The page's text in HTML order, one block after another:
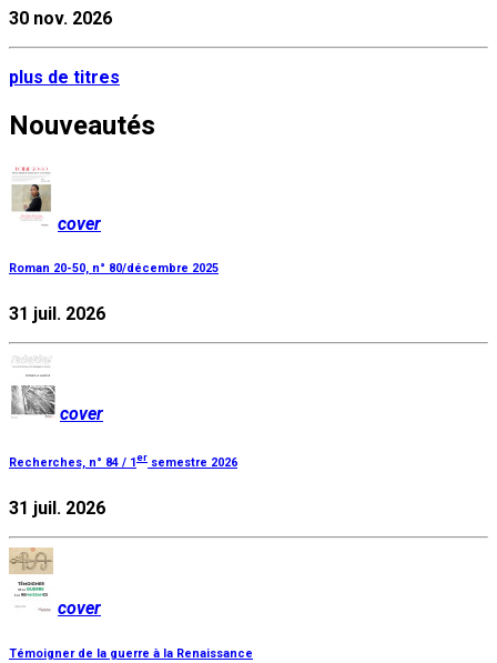
30 nov. 2026
plus de titres
Nouveautés
cover
Roman 20-50, n° 80/décembre 2025
31 juil. 2026
cover
Recherches, n° 84 / 1er semestre 2026
31 juil. 2026
cover
Témoigner de la guerre à la Renaissance